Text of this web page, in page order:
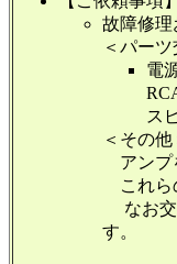
故障修理
＜パーツ
電
ス
＜その他
アンプ
これら
なお交
す。